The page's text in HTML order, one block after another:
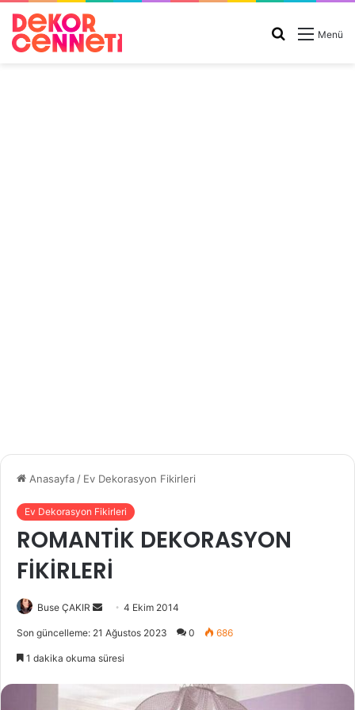
Menü
Arama
Anasayfa / Ev Dekorasyon Fikirleri
Ev Dekorasyon Fikirleri
ROMANTİK DEKORASYON
FİKİRLERİ
Buse ÇAKIR
e
p
4 Ekim 2014
Son güncelleme: 21 Ağustos 2023 0 686
1 dakika okuma süresi